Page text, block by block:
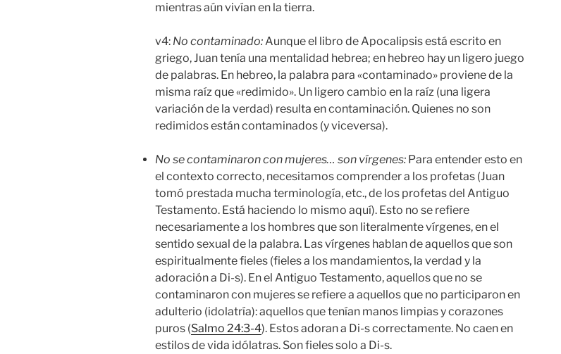
mientras aún vivían en la tierra.
v4: No contaminado:Aunque el libro de Apocalipsis está escrito en
griego, Juan tenía una mentalidad hebrea; en hebreo hay un ligero juego
de palabras. En hebreo, la palabra para «contaminado» proviene de la
misma raíz que «redimido». Un ligero cambio en la raíz (una ligera
variación de la verdad) resulta en contaminación. Quienes no son
redimidos están contaminados (y viceversa).
No se contaminaron con mujeres… son vírgenes: Para entender esto en
el contexto correcto, necesitamos comprender a los profetas (Juan
tomó prestada mucha terminología, etc., de los profetas del Antiguo
Testamento. Está haciendo lo mismo aquí). Esto no se refiere
necesariamente a los hombres que son literalmente vírgenes, en el
sentido sexual de la palabra. Las vírgenes hablan de aquellos que son
espiritualmente fieles (fieles a los mandamientos, la verdad y la
adoración a Di-s). En el Antiguo Testamento, aquellos que no se
contaminaron con mujeres se refiere a aquellos que no participaron en
adulterio (idolatría): aquellos que tenían manos limpias y corazones
puros (Salmo 24:3-4). Estos adoran a Di-s correctamente. No caen en
estilos de vida idólatras. Son fieles solo a Di-s.